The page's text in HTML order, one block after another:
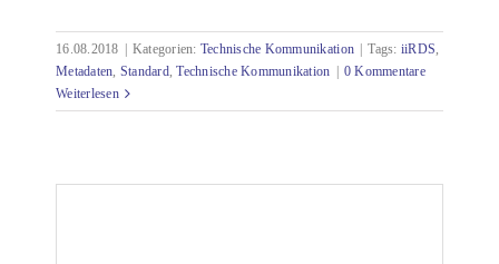
16.08.2018 Kategorien: Technische Kommunikation Tags: iiRDS,
Metadaten, Standard,Technische Kommunikation
0 Kommentare
Weiterlesen